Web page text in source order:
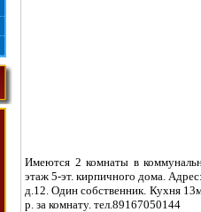
Имеются 2 комнаты в
этаж 5-эт. кирпичного дома.
д.12. Один собственник. Кухня
р. за комнату. тел.89167050144